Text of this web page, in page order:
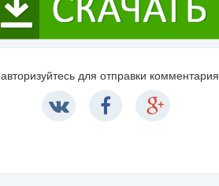
авторизуйтесь для отправки комментария